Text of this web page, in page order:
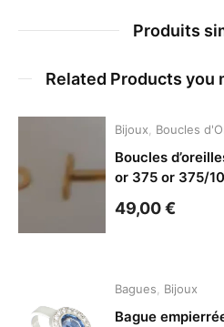
Produits
Related Products you
Bijoux Boucles
Boucles
or 375 or 375/
49,00€
Bagues Bijoux
Bague